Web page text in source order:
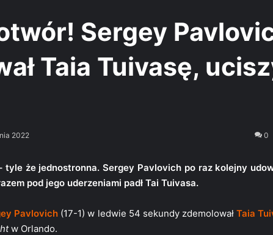
Sergey
Taia Tuivasę,
2022 0
tyle że jednostronna. Sergey Pavlovich po raz kolejny
pod jego uderzeniami padł Tai Tuivasa.
Pavlovich (17-1) w ledwie 54 sekundy zdemolował Taia
w Orlando.